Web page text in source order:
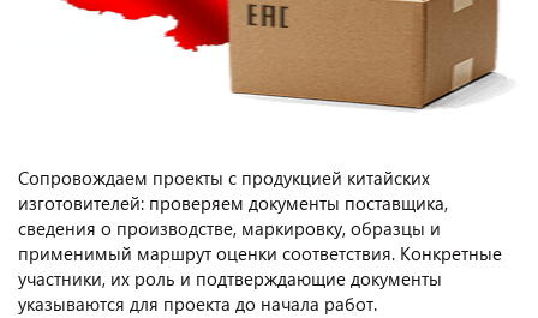
Сопровождаем проекты с продукцией китайских
изготовителей: проверяем документы поставщика,
сведения о производстве, маркировку, образцы и
применимый маршрут оценки соответствия. Конкретные
участники, их роль и подтверждающие документы
указываются для проекта до начала работ.